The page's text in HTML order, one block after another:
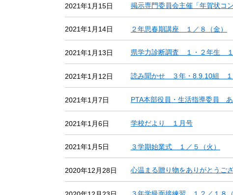
2021年1月15日 掲示専門委員会主催「年賀状コ
2021年1月14日 ２年思春期講座 １／８（金）
2021年1月13日 県学力診断調査 １・２年生
2021年1月12日 読み聞かせ ３年・8.9.10組 １
2021年1月7日 PTA本部役員・生活指導委員
2021年1月6日 学校だより １月号
2021年1月5日 ３学期始業式 １／５（火）
2020年12月28日 心温まる贈り物をありがとうご